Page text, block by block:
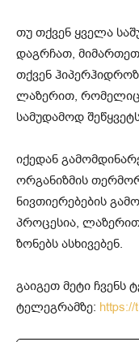
თუ თქვენ ყველა
დაგრჩათ, მიმართეთ
თქვენ
ლაზერით,
სამუდამოდ
იქედან
ორგანიზმის
ნივთიერებების
პროცესია,
ზონებს ასხივებენ.
გაიგეთ მეტი
ტელეგრამზე: